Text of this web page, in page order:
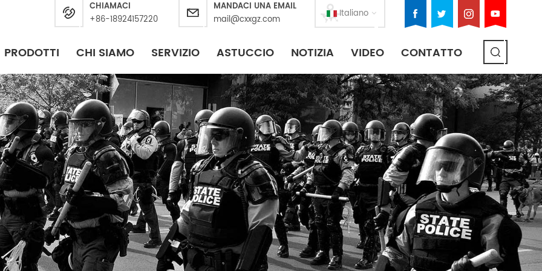
Italiano
CHIAMACI
+86-18924157220
MANDACI UNA EMAIL
mail@cxxgz.com
PRODOTTI CHI SIAMO SERVIZIO ASTUCCIO NOTIZIA VIDEO CONTATTO